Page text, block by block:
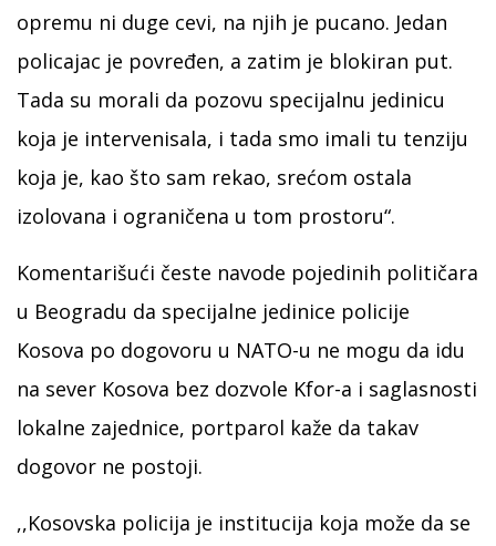
opremu ni duge cevi, na njih je pucano. Jedan
policajac je povređen, a zatim je blokiran put.
Tada su morali da pozovu specijalnu jedinicu
koja je intervenisala, i tada smo imali tu tenziju
koja je, kao što sam rekao, srećom ostala
izolovana i ograničena u tom prostoru“.
Komentarišući česte navode pojedinih političara
u Beogradu da specijalne jedinice policije
Kosova po dogovoru u NATO-u ne mogu da idu
na sever Kosova bez dozvole Kfor-a i saglasnosti
lokalne zajednice, portparol kaže da takav
dogovor ne postoji.
,,Kosovska policija je institucija koja može da se